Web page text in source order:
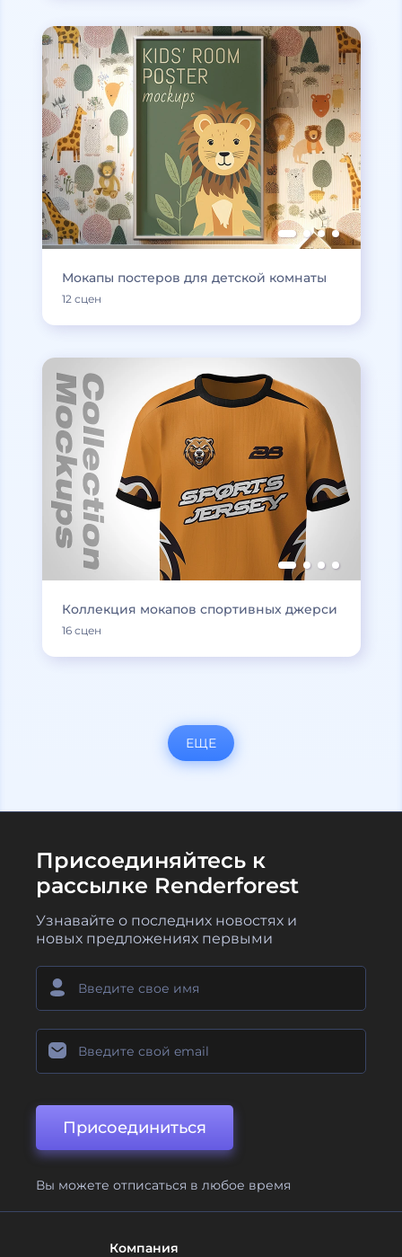
Мокапы постеров для детской комнаты
12 сцен
Коллекция мокапов спортивных джерси
16 сцен
ЕЩЕ
Присоединяйтесь к
рассылке Renderforest
Узнавайте о последних новостях и
новых предложениях первыми
Присоединиться
Вы можете отписаться в любое время
Компания